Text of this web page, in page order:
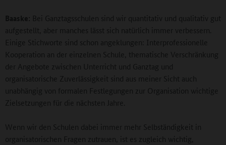
Baaske: Bei Ganztagsschulen sind wir quantitativ und qualitativ gut
aufgestellt, aber manches lässt sich natürlich immer verbessern.
Einige Stichworte sind schon angeklungen: Interprofessionelle
Kooperation an der einzelnen Schule, thematische Verschränkung
der Angebote zwischen Unterricht und Ganztag und
organisatorische Zuverlässigkeit sind aus meiner Sicht auch
unabhängig von formalen Festlegungen zur Organisation wichtige
Zielsetzungen für die nächsten Jahre.
Wenn wir den Schulen dabei immer mehr Selbständigkeit in
organisatorischen Fragen zutrauen, ist es zugleich wichtig,